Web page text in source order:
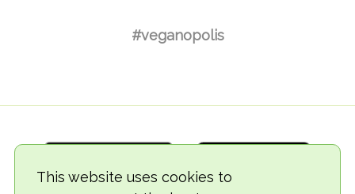
This website uses cookies to
#veganopolis